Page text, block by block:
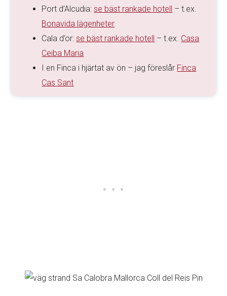
Port d’Alcudia:se bäst rankade hotell
– t.ex.
Bonavida lägenheter
Cala d’or:se bäst rankade hotell – t.ex. Casa
Ceiba Maria
I en Finca i hjärtat av ön – jag föreslår Finca
Cas Sant